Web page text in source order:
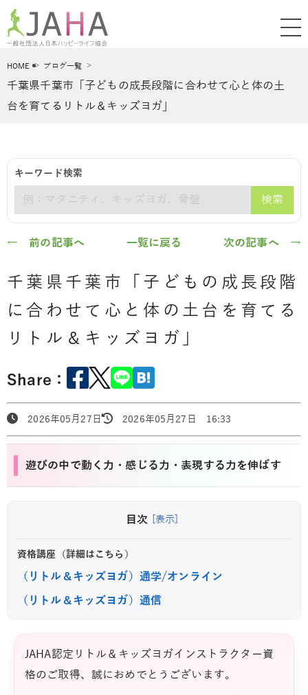
HOME ブログ一覧
千葉県千葉市「子どもの成長段階に合わせて心と体の土
台を育てるリトル＆キッズヨガ」
キーワード検索
検索
← 前の記事へ 一覧に戻る 次の記事へ →
千葉県千葉市「子どもの成長段階
に合わせて心と体の土台を育てる
リトル＆キッズヨガ」
Share：
2026年05月27日 2026年05月27日 16:33
遊びの中で動く力・感じる力・表現する力を伸ばす
目次 [表示]
資格講座（詳細はこちら）
（リトル＆キッズヨガ）通学/オンライン
（リトル＆キッズヨガ）通信
JAHA認定リトル＆キッズヨガインストラクター資
格のご取得、誠におめでとうございます。